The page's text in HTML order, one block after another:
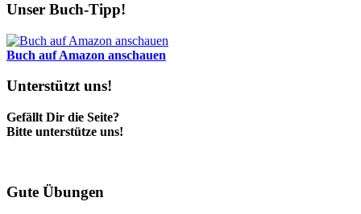
Unser Buch-Tipp!
Buch auf Amazon anschauen
Unterstützt uns!
Gefällt Dir die Seite?
Bitte unterstütze uns!
Gute Übungen